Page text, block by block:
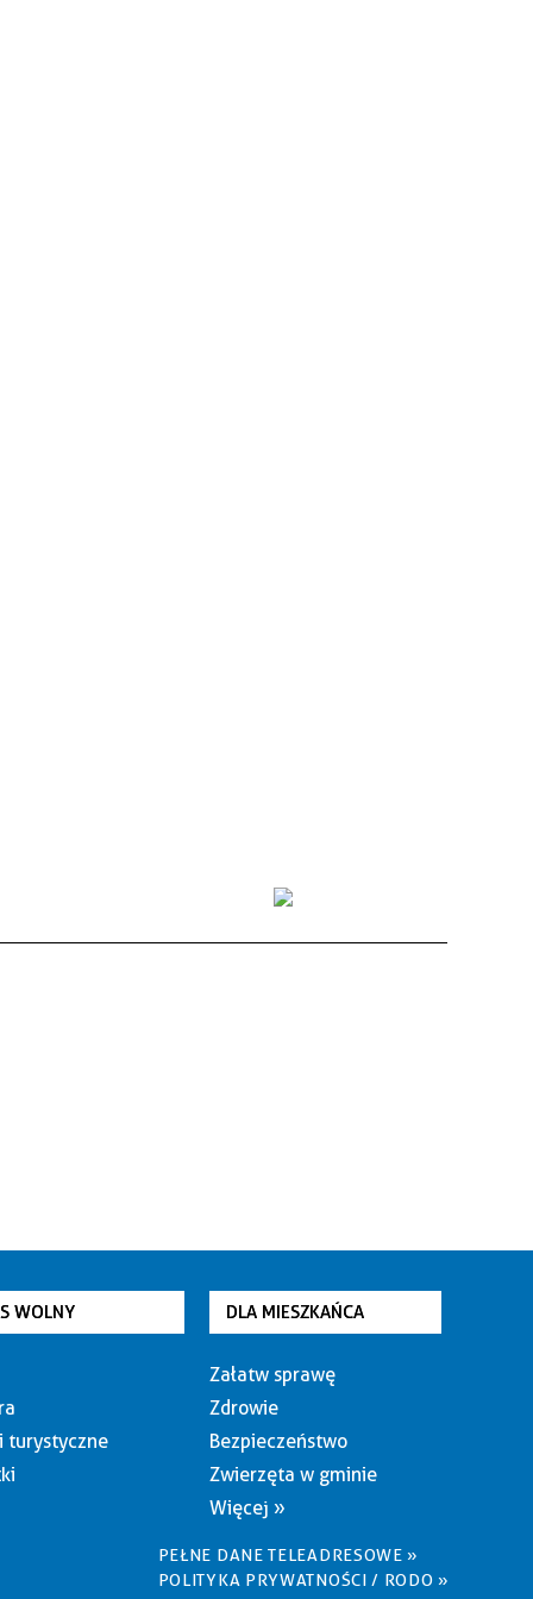
WOLNY
turystyczne
DLA MIESZKAŃCA
Załatw sprawę
Zdrowie
Bezpieczeństwo
Zwierzęta w gminie
Więcej »
PEŁNE DANE TELEADRESOWE »
POLITYKA PRYWATNOŚCI / RODO »